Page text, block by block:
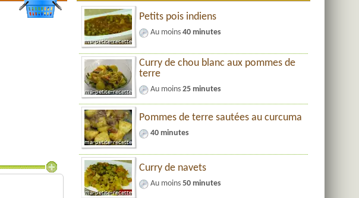
Petits pois indiens
Au moins 40 minutes
Curry de chou blanc aux pommes de
terre
Au moins 25 minutes
Pommes de terre sautées au curcuma
40 minutes
Curry de navets
Au moins 50 minutes